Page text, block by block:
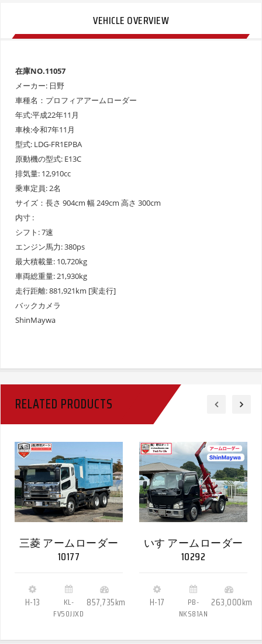
VEHICLE OVERVIEW
在庫NO.11057
メーカー: 日野
車種名：プロフィアアームローダー
年式:平成22年11月
車検:令和7年11月
型式: LDG-FR1EPBA
原動機の型式: E13C
排気量: 12,910cc
乗車定員: 2名
サイズ：長さ 904cm 幅 249cm 高さ 300cm
内寸 :
シフト: 7速
エンジン馬力: 380ps
最大積載量: 10,720kg
車両総重量: 21,930kg
走行距離: 881,921km [実走行]
バックカメラ
ShinMaywa
RELATED PRODUCTS
三菱 アームローダー
10177
H-13
KL-
FV50JJXD
857,735km
いす アームローダー
10292
H-17
PB-
NKS81AN
263,000km